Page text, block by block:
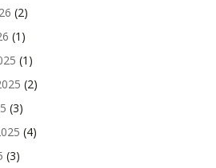
(2)
(1)
(1)
(2)
(3)
(4)
(3)